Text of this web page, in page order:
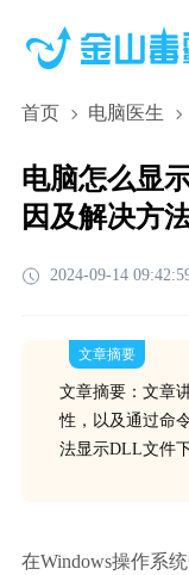
首页 电脑医生
电脑怎么显
因及解决方
2024-09-14
文章摘要
文章摘要：文章
性，以及通过命
法显示DLL文件
在Windows操作系